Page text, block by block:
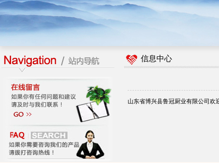
信息中心
山东省博兴县鲁冠厨业有限公司欢